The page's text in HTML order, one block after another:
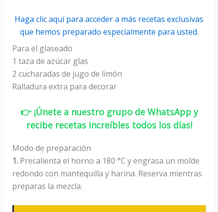
Haga clic aquí para acceder a más recetas exclusivas
que hemos preparado especialmente para usted.
Para el glaseado
1 taza de azúcar glas
2 cucharadas de jugo de limón
Ralladura extra para decorar
👉 ¡Únete a nuestro grupo de WhatsApp y
recibe recetas increíbles todos los días!
Modo de preparación
1.Precalienta el horno a 180 °C y engrasa un molde
redondo con mantequilla y harina. Reserva mientras
preparas la mezcla.